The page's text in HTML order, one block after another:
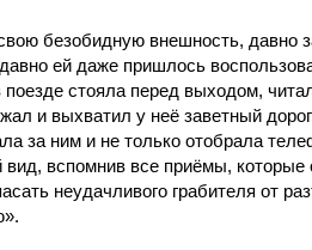
безобидную внешность, давно
ей даже пришлось
стояла перед выходом,
и выхватил у неё заветный
за ним и не только отобрала
вспомнив все приёмы, которые
неудачливого грабителя от